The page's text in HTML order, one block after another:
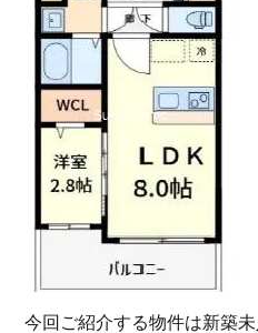
今回ご紹介する物件は新築未